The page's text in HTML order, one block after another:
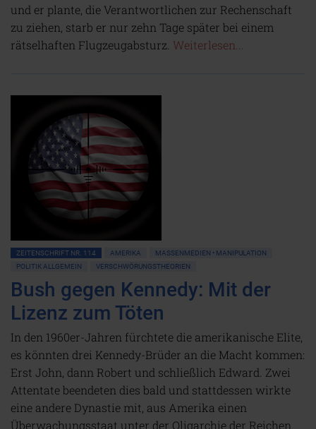
und er plante, die Verantwortlichen zur Rechenschaft
zu ziehen, starb er nur zehn Tage später bei einem
rätselhaften Flugzeugabsturz. Weiterlesen...
ZEITENSCHRIFT NR. 114 AMERIKA
MASSENMEDIEN • MANIPULATION
POLITIK ALLGEMEIN
VERSCHWÖRUNGSTHEORIEN
Bush gegen Kennedy: Mit der
Lizenz zum Töten
In den 1960er-Jahren fürchtete die amerikanische Elite,
es könnten drei Kennedy-Brüder an die Macht kommen:
Erst John, dann Robert und schließlich Edward. Zwei
Attentate beendeten dies bald und stattdessen wirkte
eine andere Dynastie mit, aus Amerika einen
Überwachungsstaat unter der Oligarchie der Reichen